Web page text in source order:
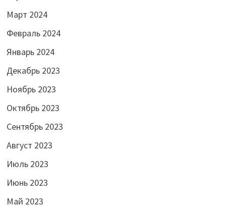
Март 2024
Февраль 2024
Январь 2024
Декабрь 2023
Ноябрь 2023
Октябрь 2023
Сентябрь 2023
Август 2023
Июль 2023
Июнь 2023
Май 2023